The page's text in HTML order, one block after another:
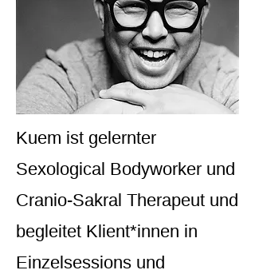
Kuem ist gelernter
Sexological Bodyworker und
Cranio-Sakral Therapeut und
begleitet Klient*innen in
Einzelsessions und